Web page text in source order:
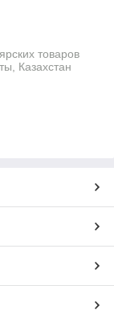
товаров
Казахстан